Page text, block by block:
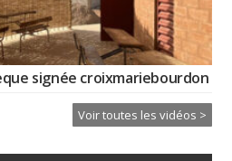
signée croixmariebourdon
Voir toutes les vidéos >